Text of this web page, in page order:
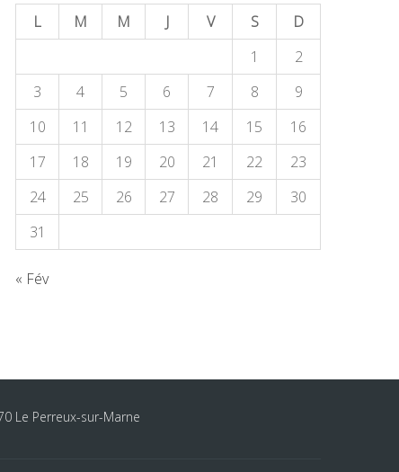
L
M M J V S
D
1
2
3
4 5 6 7 8
9
10
11 12 13 14 15
16
17
18 19 20 21 22
23
24
25 26 27 28 29
30
31
« Fév
Le Perreux-sur-Marne